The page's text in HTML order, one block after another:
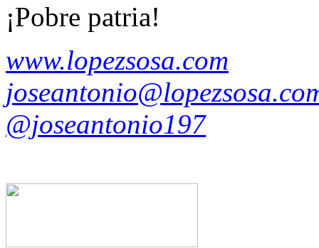
¡Pobre patria!
www.lopezsosa.com
@joseantonio197